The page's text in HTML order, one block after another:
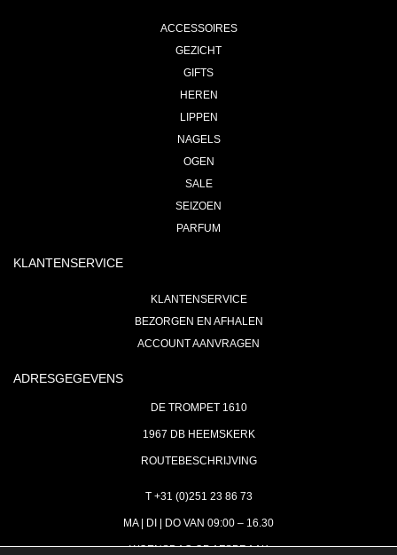
ACCESSOIRES
GEZICHT
GIFTS
HEREN
LIPPEN
NAGELS
OGEN
SALE
SEIZOEN
PARFUM
KLANTENSERVICE
KLANTENSERVICE
BEZORGEN EN AFHALEN
ACCOUNT AANVRAGEN
ADRESGEGEVENS
DE TROMPET 1610
1967 DB HEEMSKERK
ROUTEBESCHRIJVING
T +31 (0)251 23 86 73
MA | DI | DO VAN 09:00 – 16.30
WOENSDAG OP AFSPRAAK